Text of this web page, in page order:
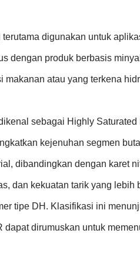
digunakan untuk
dengan produk berbasis
atau yang terkena
sebagai Highly
kejenuhan segmen
dibandingkan dengan karet
dan kekuatan tarik yang lebih
tipe DH. Klasifikasi ini
dirumuskan untuk